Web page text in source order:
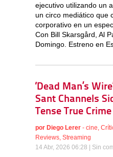
ejecutivo utilizando un
un circo mediático que
corporativo en un
Con Bill Skarsgård, Al
Domingo. Estreno en
‘Dead Man’s
Sant Channels
Tense True
por Diego Lerer - cine
Reviews Streaming
14 Abr, 2026 06:28 | Sin